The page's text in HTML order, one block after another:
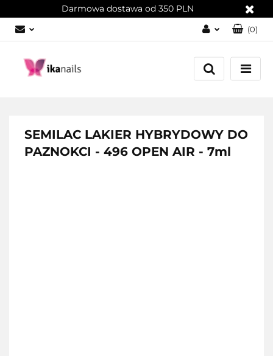
Darmowa dostawa od 350 PLN
Zaloguj się
Załóż konto
(0)
SEMILAC LAKIER HYBRYDOWY DO
PAZNOKCI - 496 OPEN AIR - 7ml